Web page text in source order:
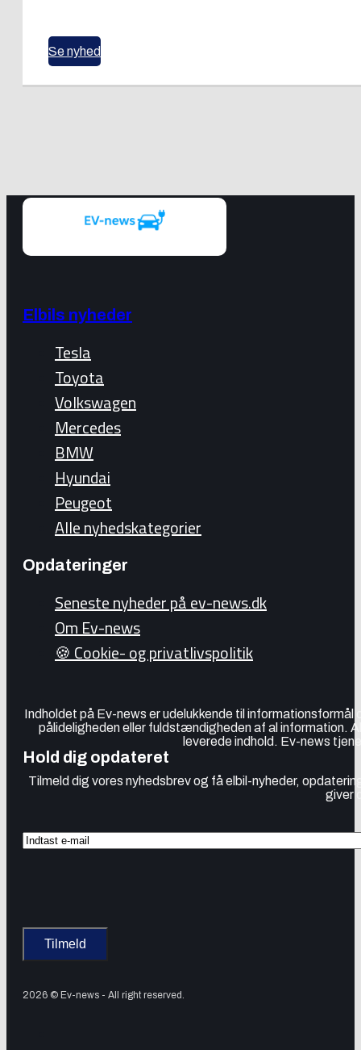
Se nyhed
Elbils nyheder
Tesla
Toyota
Volkswagen
Mercedes
BMW
Hyundai
Peugeot
Alle nyhedskategorier
Opdateringer
Seneste nyheder på ev-news.dk
Om Ev-news
🍪 Cookie- og privatlivspolitik
Indholdet på Ev-news er udelukkende til
pålideligheden eller fuldstændigheden af al information.
leverede indhold. Ev-news
Hold dig opdateret
Tilmeld dig vores nyhedsbrev og få elbil-nyheder,
giver
2026 © Ev-news - All right reserved.